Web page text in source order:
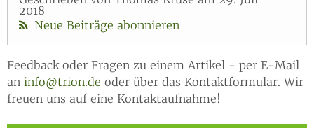
2018
Neue Beiträge abonnieren
Feedback oder Fragen zu einem Artikel - per E-Mail
an info@trion.de oder über das Kontaktformular. Wir
freuen uns auf eine Kontaktaufnahme!